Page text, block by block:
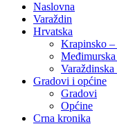
Naslovna
Varaždin
Hrvatska
Krapinsko –
Varaždinska
Gradovi i općine
Gradovi
Općine
Crna kronika